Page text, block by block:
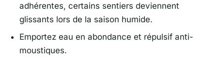
adhérentes, certains sentiers deviennent
glissants lors de la saison humide.
Emportez eau en abondance et répulsif anti-
moustiques.